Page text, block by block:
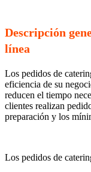
Descripción
línea
Los pedidos de
eficiencia de su
reducen el tiempo
clientes realizan
preparación y los
Los pedidos de